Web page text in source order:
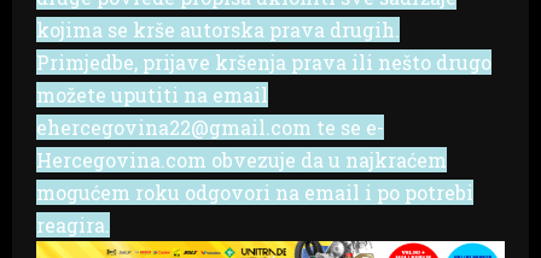
kojima se krše autorska prava drugih.
Primjedbe, prijave kršenja prava ili nešto drugo
možete uputiti na email
ehercegovina22@gmail.com te se e-
Hercegovina.com obvezuje da u najkraćem
mogućem roku odgovori na email i po potrebi
reagira.